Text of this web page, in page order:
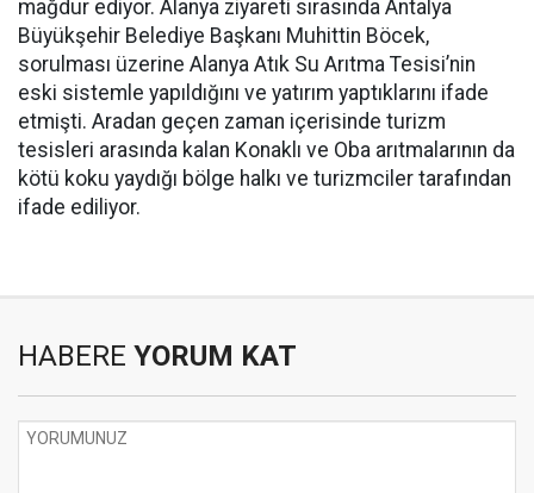
mağdur ediyor. Alanya ziyareti sırasında Antalya
Büyükşehir Belediye Başkanı Muhittin Böcek,
sorulması üzerine Alanya Atık Su Arıtma Tesisi’nin
eski sistemle yapıldığını ve yatırım yaptıklarını ifade
etmişti. Aradan geçen zaman içerisinde turizm
tesisleri arasında kalan Konaklı ve Oba arıtmalarının da
kötü koku yaydığı bölge halkı ve turizmciler tarafından
ifade ediliyor.
HABERE YORUM KAT